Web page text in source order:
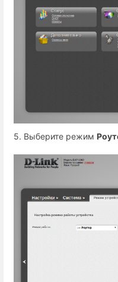
5. Выберите режим